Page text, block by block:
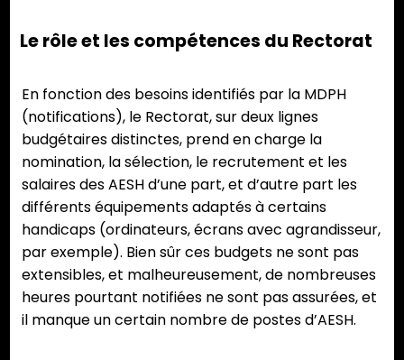
Le rôle et les compétences du Rectorat
En fonction des besoins identifiés par la MDPH
(notifications), le Rectorat, sur deux lignes
budgétaires distinctes, prend en charge la
nomination, la sélection, le recrutement et les
salaires des AESH d’une part, et d’autre part les
différents équipements adaptés à certains
handicaps (ordinateurs, écrans avec agrandisseur,
par exemple). Bien sûr ces budgets ne sont pas
extensibles, et malheureusement, de nombreuses
heures pourtant notifiées ne sont pas assurées, et
il manque un certain nombre de postes d’AESH.